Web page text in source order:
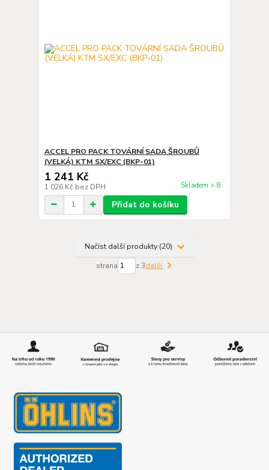
ACCEL PRO PACK TOVÁRNÍ SADA ŠROUBŮ
(VELKÁ) KTM SX/EXC (BKP-01)
1 241 Kč
1 026 Kč bez DPH Skladem > 8
Přidat do košíku
Načíst další produkty (20)
strana z 3další